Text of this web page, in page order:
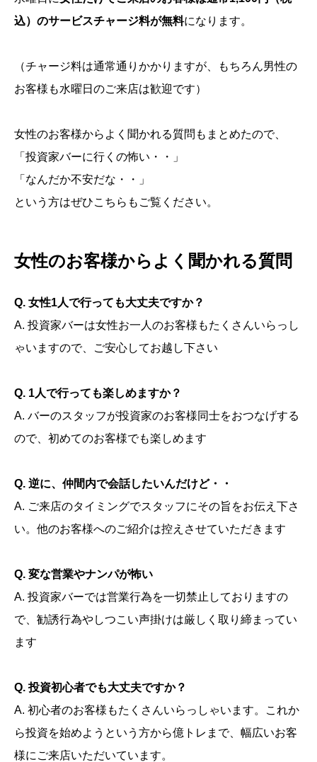
込）のサービスチャージ料が無料になります。
（チャージ料は通常通りかかりますが、もちろん男性の
お客様も水曜日のご来店は歓迎です）
女性のお客様からよく聞かれる質問もまとめたので、
「投資家バーに行くの怖い・・」
「なんだか不安だな・・」
という方はぜひこちらもご覧ください。
女性のお客様からよく聞かれる質問
Q. 女性1人で行っても大丈夫ですか？
A. 投資家バーは女性お一人のお客様もたくさんいらっし
ゃいますので、ご安心してお越し下さい
Q. 1人で行っても楽しめますか？
A. バーのスタッフが投資家のお客様同士をおつなげする
ので、初めてのお客様でも楽しめます
Q. 逆に、仲間内で会話したいんだけど・・
A. ご来店のタイミングでスタッフにその旨をお伝え下さ
い。他のお客様へのご紹介は控えさせていただきます
Q. 変な営業やナンパが怖い
A. 投資家バーでは営業行為を一切禁止しておりますの
で、勧誘行為やしつこい声掛けは厳しく取り締まってい
ます
Q. 投資初心者でも大丈夫ですか？
A. 初心者のお客様もたくさんいらっしゃいます。これか
ら投資を始めようという方から億トレまで、幅広いお客
様にご来店いただいています。